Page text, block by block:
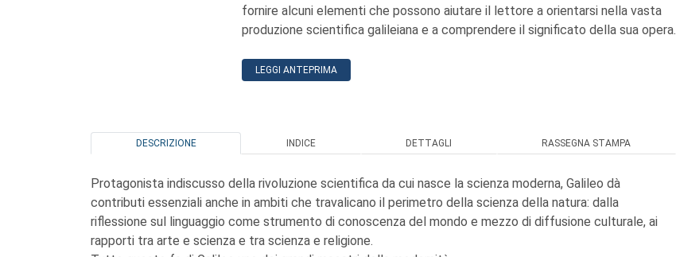
fornire alcuni elementi che possono aiutare il lettore a orientarsi nella vasta
produzione scientifica galileiana e a comprendere il significato della sua opera.
LEGGI ANTEPRIMA
DESCRIZIONE INDICE DETTAGLI RASSEGNA STAMPA
Protagonista indiscusso della rivoluzione scientifica da cui nasce la scienza moderna, Galileo dà
contributi essenziali anche in ambiti che travalicano il perimetro della scienza della natura: dalla
riflessione sul linguaggio come strumento di conoscenza del mondo e mezzo di diffusione culturale, ai
rapporti tra arte e scienza e tra scienza e religione.